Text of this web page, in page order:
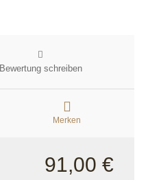
Bewertung schreiben
Merken
91,00 €